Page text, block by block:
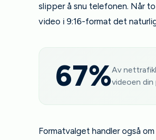
slipper å snu telefonen. Når
video i 9:16-format det
67%Av
videoen din
Formatvalget handler også